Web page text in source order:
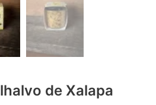
de Xalapa